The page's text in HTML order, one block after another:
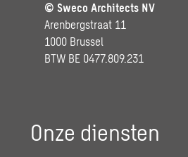
© Sweco Architects NV
Arenbergstraat 11
1000 Brussel
BTW BE 0477.809.231
Onze diensten